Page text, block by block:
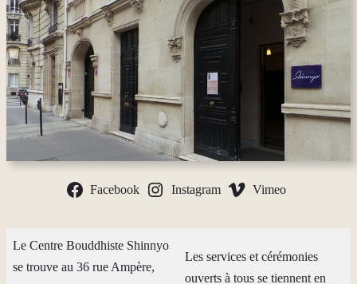
Facebook Instagram Vimeo
Le Centre Bouddhiste Shinnyo
se trouve au 36 rue Ampère,
Les services et cérémonies
ouverts à tous se tiennent en